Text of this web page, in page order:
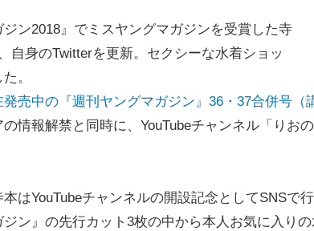
ン2018』でミスヤングマガジンを受賞した寺
自身のTwitterを更新。セクシーな水着ショッ
。
売中の『週刊ヤングマガジン』36・37合併号（
の情報解禁と同時に、YouTubeチャンネル「りお
はYouTubeチャンネルの開設記念としてSNSで
ン』の先行カット3枚の中から本人お気に入り